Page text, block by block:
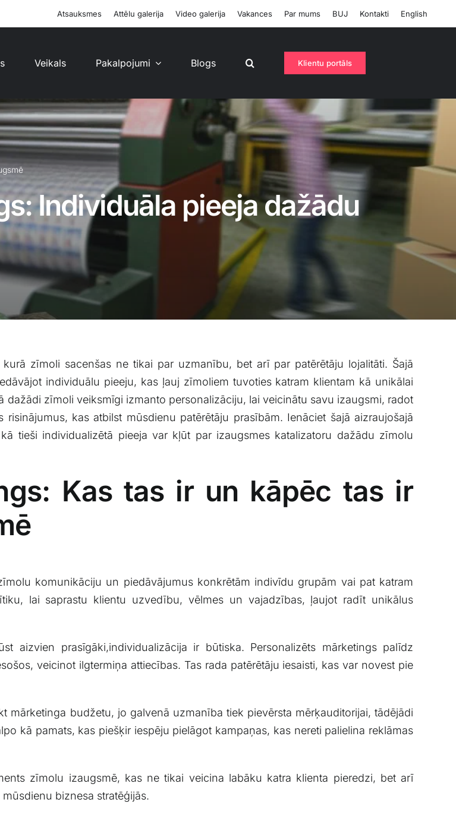
Atsauksmes Attēlu galerija Video galerija Vakances Par mums BUJ Kontakti English
Veikals Pakalpojumi Blogs Klientu portāls
Individuāla pieeja dažādu
zīmoli‌ sacenšas ne tikai⁣ par uzmanību, bet arī par patērētāju lojalitāti. Šajā
individuālu pieeju, kas ļauj ⁤zīmoliem tuvoties katram klientam kā unikālai
dažādi zīmoli veiksmīgi izmanto personalizāciju, lai veicinātu savu izaugsmi, radot
kas‌ atbilst mūsdienu⁤ patērētāju ⁤prasībām. Ienāciet šajā ‌aizraujošajā⁤
tieši individualizētā pieeja var kļūt par izaugsmes‍ katalizatoru dažādu zīmolu
Kas ⁤tas ir un kāpēc tas ir
komunikāciju un piedāvājumus konkrētām indivīdu grupām vai pat katram⁤
lai⁣ saprastu klientu⁤ uzvedību, vēlmes un vajadzības, ļaujot radīt unikālus
​aizvien‍ prasīgāki,individualizācija ir būtiska. Personalizēts mārketings palīdz
veicinot ilgtermiņa​ attiecības. Tas rada patērētāju‍ iesaisti,‌ kas var novest pie
mārketinga budžetu, ‌jo ⁢galvenā uzmanība tiek ⁣pievērsta mērķauditorijai, tādējādi
kā pamats, kas piešķir‍ iespēju ⁢pielāgot kampaņas, kas nereti⁤ palielina reklāmas‌
zīmolu ⁢izaugsmē, kas ⁣ne tikai ⁢veicina⁣ labāku katra klienta pieredzi, ⁢bet arī
biznesa ​stratēģijās.